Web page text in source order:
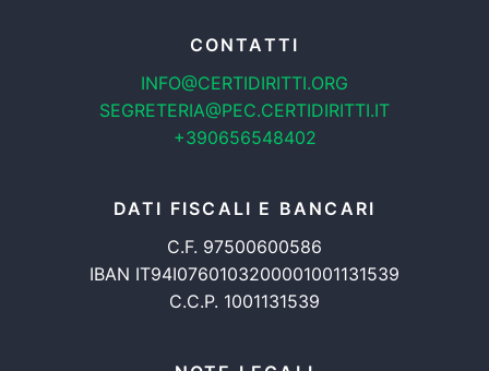
CONTATTI
INFO@CERTIDIRITTI.ORG
SEGRETERIA@PEC.CERTIDIRITTI.IT
+390656548402
DATI FISCALI E BANCARI
C.F. 97500600586
IBAN IT94I0760103200001001131539
C.C.P. 1001131539